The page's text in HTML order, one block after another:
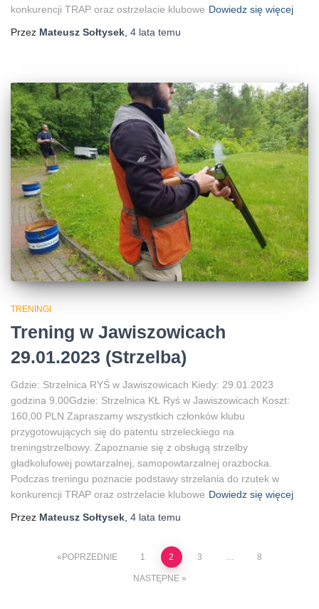
konkurencji TRAP oraz ostrzelacie klubowe Dowiedz się więcej
Przez Mateusz Sołtysek 4 lata temu
TRENINGI
Trening w Jawiszowicach
29.01.2023 (Strzelba)
Gdzie: Strzelnica RYŚ w Jawiszowicach Kiedy: 29.01.2023
godzina 9.00Gdzie: Strzelnica KŁ Ryś w Jawiszowicach Koszt:
160,00 PLN Zapraszamy wszystkich członków klubu
przygotowujących się do patentu strzeleckiego na
treningstrzelbowy. Zapoznanie się z obsługą strzelby
gładkolufowej powtarzalnej, samopowtarzalnej orazbocka.
Podczas treningu poznacie podstawy strzelania do rzutek w
konkurencji TRAP oraz ostrzelacie klubowe Dowiedz się więcej
Przez Mateusz Sołtysek 4 lata temu
Stronicowanie
POPRZEDNIE 1 2 3 8
NASTĘPNE